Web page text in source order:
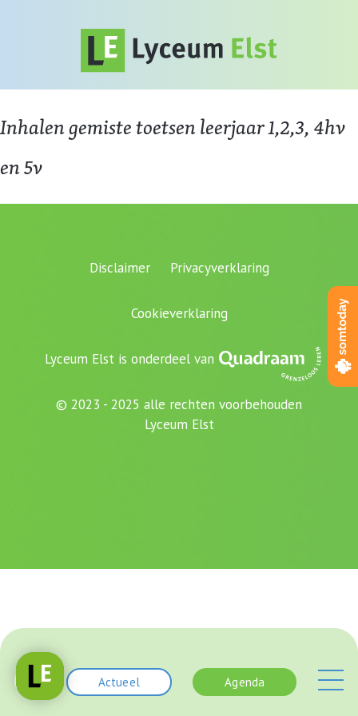
Actueel Agenda
Inhalen gemiste toetsen leerjaar 1,2,3, 4hv
en 5v
Disclaimer Privacyverklaring
Cookieverklaring
Lyceum Elst is onderdeel van
© 2023 - 2025 alle rechten voorbehouden
Lyceum Elst